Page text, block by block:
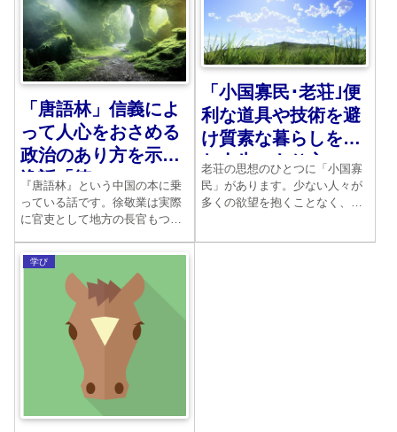
「唐語林」信義によ
って人心をおさめる
政治のあり方を示す
逸話「徳」
『唐語林』という中国の本に乗
っている話です。徐敬業は実際
に官吏として地方の長官もつと
徳によるものです。役人の非情
な取り立てなどの実態もよく知
っていました。そのため、彼は
徳のない政治は人を幸福にはし
ないと信じていたのです。
「小国寡民･老荘｣便
利な道具や技術を避
け質素な暮らしを望
む人生のあり方
老荘の思想のひとつに「小国寡
民」があります。少ない人々が
多くの欲望を抱くことなく、質
学び